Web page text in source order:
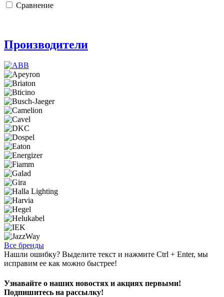
Сравнение
Производители
Все бренды
Нашли ошибку? Выделите текст и нажмите Ctrl + Enter, мы
исправим ее как можно быстрее!
Узнавайте о наших новостях и акциях первыми!
Подпишитесь на рассылку!